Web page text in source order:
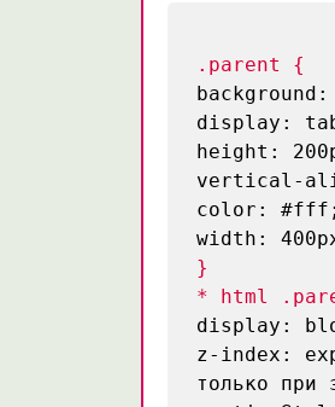
.parent {
background:
display:
height:
vertical-
color: #fff;
width:
}
* html
display:
z-index:
только при